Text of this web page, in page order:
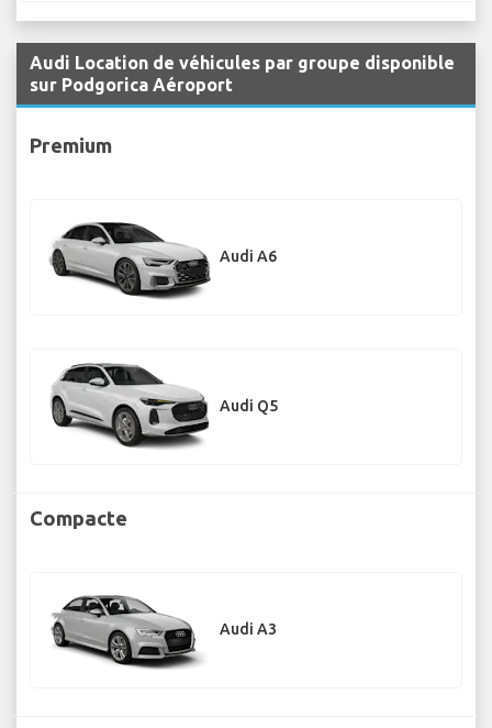
Audi Location de véhicules par groupe disponible
sur Podgorica Aéroport
Premium
Audi A6
Audi Q5
Compacte
Audi A3